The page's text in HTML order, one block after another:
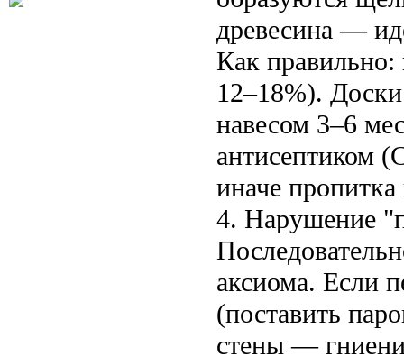
древесина —
Как
12–18%).
навесом 3–6
антисептиком
иначе
4. Нарушение
аксиома. Если
(поставить
стены —